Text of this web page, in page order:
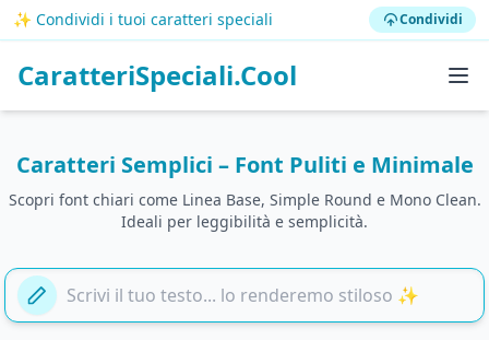
✨ Condividi i tuoi caratteri speciali Condividi
CaratteriSpeciali.Cool
Caratteri Semplici – Font Puliti e Minimale
Scopri font chiari come Linea Base, Simple Round e Mono Clean.
Ideali per leggibilità e semplicità.
Aggiungi il tuo testo qui